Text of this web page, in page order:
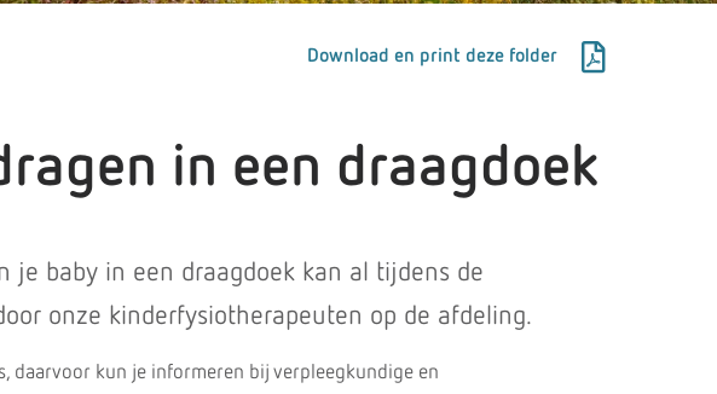
Download en print deze folder
in een draagdoek
je baby in een draagdoek kan al tijdens de
onze kinderfysiotherapeuten op de afdeling.
daarvoor kun je informeren bij verpleegkundige en